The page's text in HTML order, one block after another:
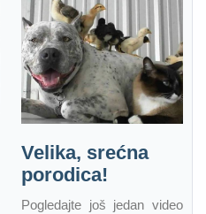
Velika, srećna
porodica!
Pogledajte još jedan video